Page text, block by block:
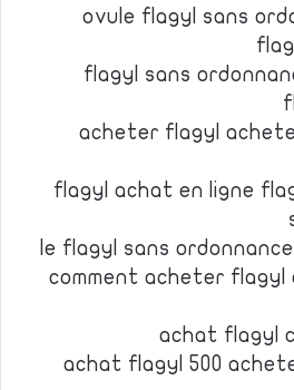
ovule flagyl sans
flagyl sans
acheter flagyl
flagyl achat en ligne
le flagyl sans
comment acheter flagyl
achat flagyl
achat flagyl 500